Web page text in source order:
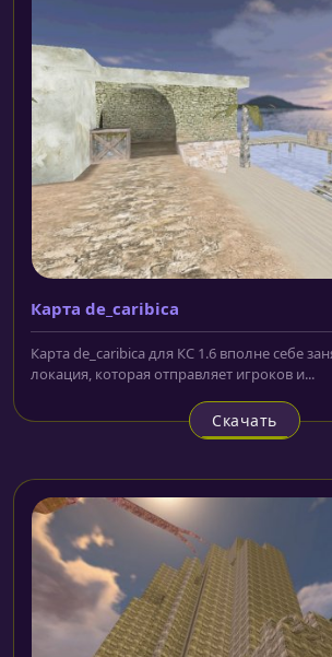
Карта de_caribica
Карта de_caribica для КС 1.6 вполне себе
локация, которая отправляет игроков и...
Скачать